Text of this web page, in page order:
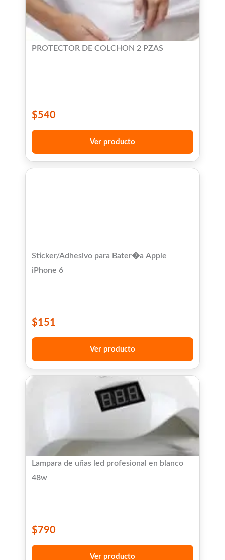
PROTECTOR DE COLCHON 2 PZAS
$540
Ver producto
Sticker/Adhesivo para Bater�a Apple
iPhone 6
$151
Ver producto
Lampara de uñas led profesional en blanco
48w
$790
Ver producto